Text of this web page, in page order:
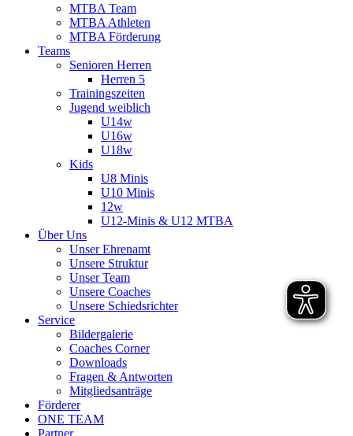
MTBA Team
MTBA Athleten
MTBA Förderung
Teams
Senioren Herren
Herren 5
Trainingszeiten
Jugend weiblich
U14w
U16w
U18w
Kids
U8 Minis
U10 Minis
12w
U12-Minis & U12 MTBA
Über Uns
Unser Ehrenamt
Unsere Struktur
Unser Team
Unsere Coaches
Unsere Schiedsrichter
Service
Bildergalerie
Coaches Corner
Downloads
Fragen & Antworten
Mitgliedsanträge
Förderer
ONE TEAM
Partner